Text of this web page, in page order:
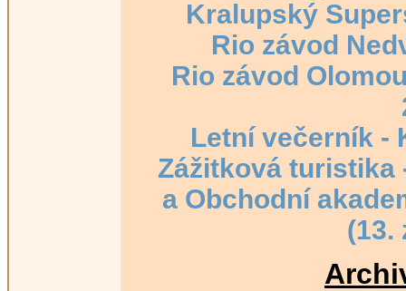
Kralupský
Rio závod
Rio závod
Letní večerník -
Zážitková turistika
a Obchodní
(13.